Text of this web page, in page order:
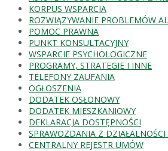
KORPUS WSPARCIA
ROZWIĄZYWANIE PROBLEMÓW
POMOC PRAWNA
PUNKT KONSULTACYJNY
WSPARCIE PSYCHOLOGICZNE
PROGRAMY, STRATEGIE I INNE
TELEFONY ZAUFANIA
OGŁOSZENIA
DODATEK OSŁONOWY
DODATEK MIESZKANIOWY
DEKLARACJA DOSTĘPNOŚCI
SPRAWOZDANIA Z DZIAŁALNOŚCI
CENTRALNY REJESTR UMÓW